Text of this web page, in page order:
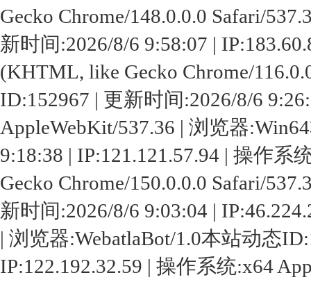
Gecko Chrome/148.0.0.0 Safari/
新时间:2026/8/6 9:58:07 |
(KHTML, like Gecko Chrome/
ID:152967 | 更新时间:2026/8/6
AppleWebKit/537.36 | 浏览器
9:18:38 | IP:121.121.57.94 | 操作
Gecko Chrome/150.0.0.0 Safari/
新时间:2026/8/6 9:03:04 |
| 浏览器:WebatlaBot/1.0本站动态
IP:122.192.32.59 | 操作系统:x64